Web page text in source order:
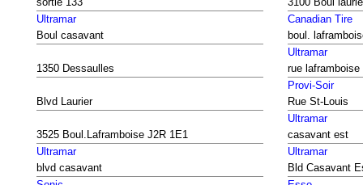
Ultramar
Boul casavant
Canadian Tire
boul.
1350 Dessaulles
Ultramar
rue laframboise
Blvd Laurier
Provi-Soir
Rue St-Louis
3525 Boul.Laframboise J2R 1E1
Ultramar
casavant est
Ultramar
blvd casavant
Ultramar
Bld Casavant